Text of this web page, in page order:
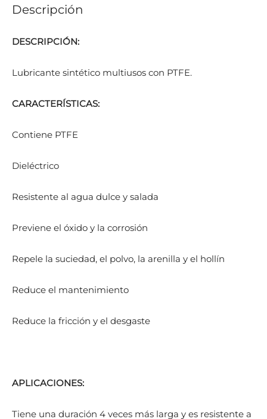
Descripción
DESCRIPCIÓN:
Lubricante sintético multiusos con PTFE.
CARACTERÍSTICAS:
Contiene PTFE
Dieléctrico
Resistente al agua dulce y salada
Previene el óxido y la corrosión
Repele la suciedad, el polvo, la arenilla y el hollín
Reduce el mantenimiento
Reduce la fricción y el desgaste
APLICACIONES:
Tiene una duración 4 veces más larga y es resistente a